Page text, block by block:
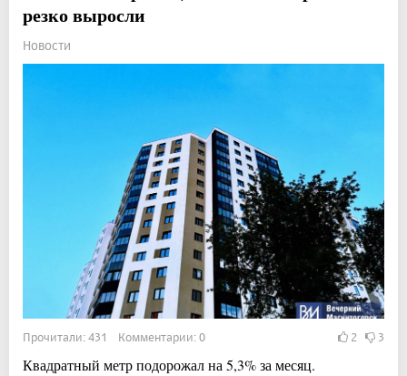
резко выросли
Новости
Прочитали: 431 Комментарии: 0 2 3
Квадратный метр подорожал на 5,3% за месяц.